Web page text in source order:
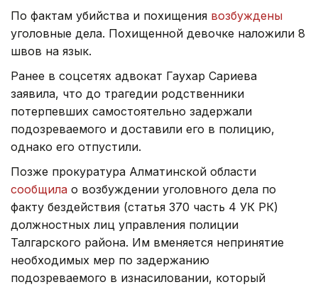
По фактам убийства и похищения возбуждены
уголовные дела. Похищенной девочке наложили 8
швов на язык.
Ранее в соцсетях адвокат Гаухар Сариева
заявила, что до трагедии родственники
потерпевших самостоятельно задержали
подозреваемого и доставили его в полицию,
однако его отпустили.
Позже прокуратура Алматинской области
сообщила о возбуждении уголовного дела по
факту бездействия (статья 370 часть 4 УК РК)
должностных лиц управления полиции
Талгарского района. Им вменяется непринятие
необходимых мер по задержанию
подозреваемого в изнасиловании, который